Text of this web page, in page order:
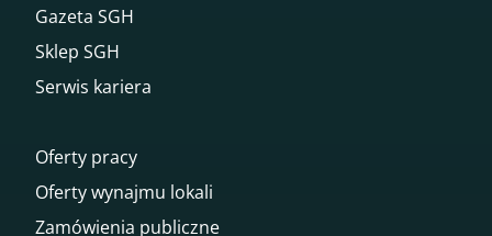
Gazeta SGH
Sklep SGH
Serwis kariera
Oferty pracy
Oferty wynajmu lokali
Zamówienia publiczne